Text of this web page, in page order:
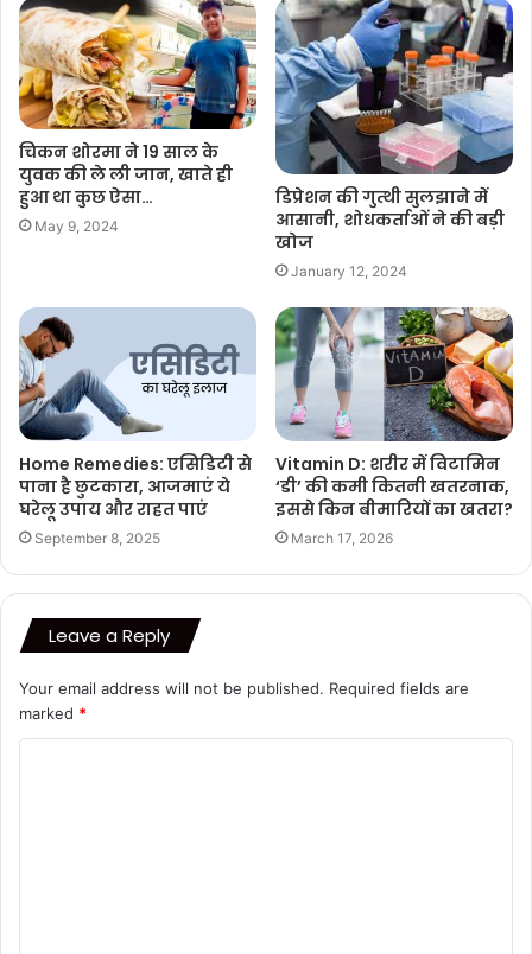
चिकन शोरमा ने 19 साल के
युवक की ले ली जान, खाते ही
हुआ था कुछ ऐसा…
May 9, 2024
डिप्रेशन की गुत्थी सुलझाने में
आसानी, शोधकर्ताओं ने की बड़ी
खोज
January 12, 2024
Home Remedies: एसिडिटी से
पाना है छुटकारा, आजमाएं ये
घरेलू उपाय और राहत पाएं
September 8, 2025
Vitamin D: शरीर में विटामिन
‘डी’ की कमी कितनी खतरनाक,
इससे किन बीमारियों का खतरा?
March 17, 2026
Leave a Reply
Your email address will not be published. Required fields are
marked *